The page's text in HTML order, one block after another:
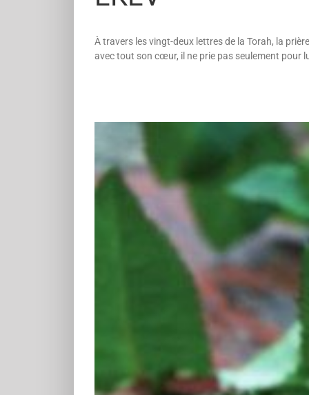
À travers les vingt-deux lettres de la Torah, la
avec tout son cœur, il ne prie pas seulement pour